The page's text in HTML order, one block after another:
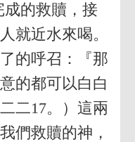
的救贖，接
就近水來喝。
的呼召：『那
的都可以白白
二17。）這兩
們救贖的神，